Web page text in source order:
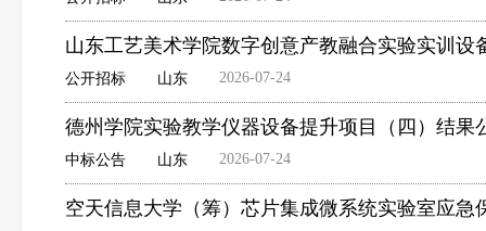
山东工艺美术学院数字创意产教融合实验实训
公开招标 山东 2026-07-24
德州学院实验教学仪器设备提升项目（四）结果
中标公告 山东 2026-07-24
空天信息大学（筹）芯片集成微系统实验室应